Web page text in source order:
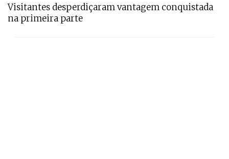
Visitantes desperdiçaram vantagem conquistada
na primeira parte